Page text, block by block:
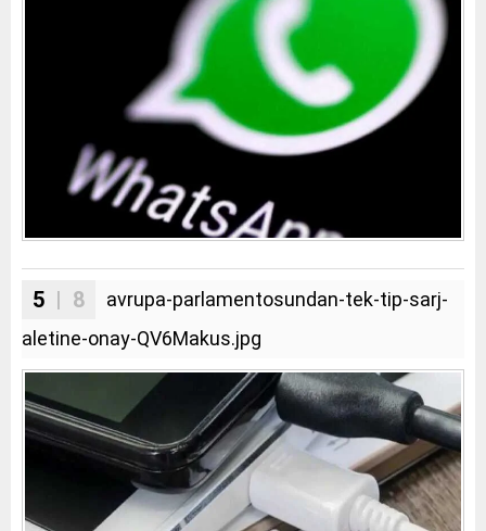
5 | 8
avrupa-parlamentosundan-tek-tip-sarj-
aletine-onay-QV6Makus.jpg